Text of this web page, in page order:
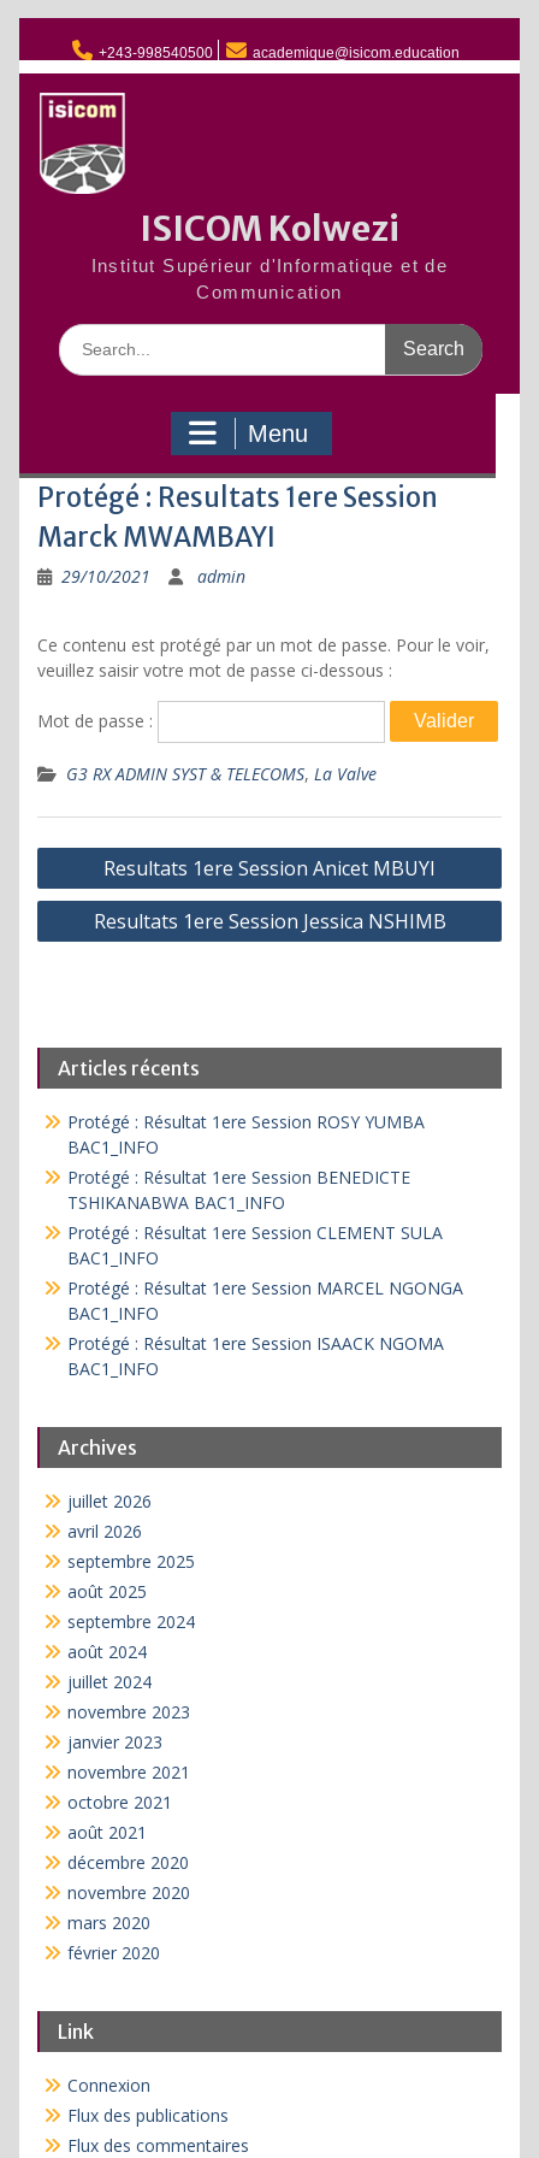
to
content
+243-998540500 academique@isicom.education
ISICOM Kolwezi
Institut Supérieur d'Informatique et de
Communication
Search
for:
Menu
Protégé : Resultats 1ere Session
Marck MWAMBAYI
29/10/2021 admin
Ce contenu est protégé par un mot de passe. Pour le voir,
veuillez saisir votre mot de passe ci-dessous :
Mot de passe :
G3 RX ADMIN SYST & TELECOMS, La Valve
Navigation
de
l’article
Resultats 1ere Session Anicet MBUYI
Resultats 1ere Session Jessica NSHIMB
Articles récents
Protégé : Résultat 1ere Session ROSY YUMBA
BAC1_INFO
Protégé : Résultat 1ere Session BENEDICTE
TSHIKANABWA BAC1_INFO
Protégé : Résultat 1ere Session CLEMENT SULA
BAC1_INFO
Protégé : Résultat 1ere Session MARCEL NGONGA
BAC1_INFO
Protégé : Résultat 1ere Session ISAACK NGOMA
BAC1_INFO
Archives
juillet 2026
avril 2026
septembre 2025
août 2025
septembre 2024
août 2024
juillet 2024
novembre 2023
janvier 2023
novembre 2021
octobre 2021
août 2021
décembre 2020
novembre 2020
mars 2020
février 2020
Link
Connexion
Flux des publications
Flux des commentaires